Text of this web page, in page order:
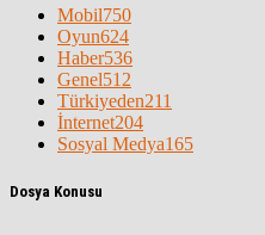
Mobil750
Oyun624
Haber536
Genel512
Türkiyeden211
İnternet204
Sosyal Medya165
Dosya Konusu